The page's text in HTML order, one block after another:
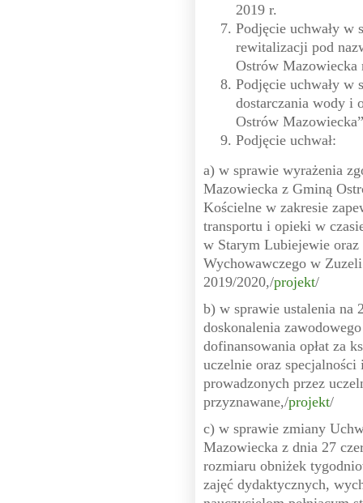
2019 r.
Podjęcie uchwały w
rewitalizacji pod
Ostrów Mazowiecka
Podjęcie uchwały w
dostarczania wody i
Ostrów
Podjęcie uchwał:
a) w sprawie wyrażenia
Mazowiecka z Gminą
Kościelne w zakresie
transportu i opieki w
w Starym Lubiejewie oraz
Wychowawczego w
2019/2020,/projekt/
b) w sprawie ustalenia na
doskonalenia
dofinansowania opłat za
uczelnie oraz
prowadzonych przez
przyznawane,/projekt/
c) w sprawie zmiany
Mazowiecka z dnia 27
rozmiaru obniżek
zajęć dydaktycznych,